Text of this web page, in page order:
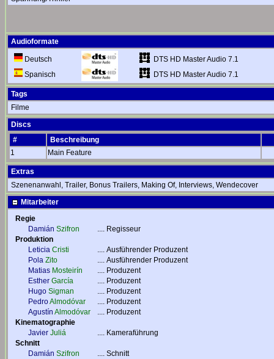
Audioformate
Deutsch
DTS HD Master Audio 7.1
Spanisch
DTS HD Master Audio 7.1
Tags
Filme
Discs
#
Beschreibung
1
Main Feature
Extras
Szenenanwahl, Trailer, Bonus Trailers, Making Of, Interviews, Wendecover
Mitarbeiter
Regie
Damián Szifron .... Regisseur
Produktion
Leticia Cristi .... Ausführender Produzent
Pola Zito .... Ausführender Produzent
Matias Mosteirín .... Produzent
Esther García .... Produzent
Hugo Sigman .... Produzent
PedroAlmodóvar .... Produzent
Agustín Almodóvar .... Produzent
Kinematographie
Javier Juliá .... Kameraführung
Schnitt
Damián Szifron .... Schnitt